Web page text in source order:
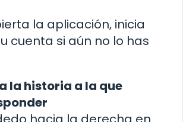
la aplicación, inicia
cuenta si aún no lo has
a la historia a la que